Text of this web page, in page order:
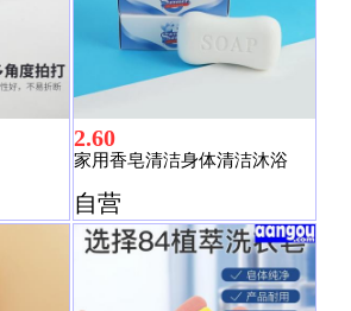
2.60
家用香皂清洁身体清洁沐浴
自营